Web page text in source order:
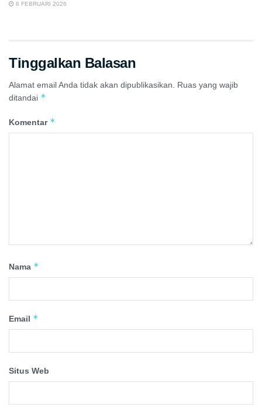
6 FEBRUARI 2026
Tinggalkan Balasan
Alamat email Anda tidak akan dipublikasikan. Ruas yang wajib
ditandai *
Komentar *
Nama *
Email *
Situs Web